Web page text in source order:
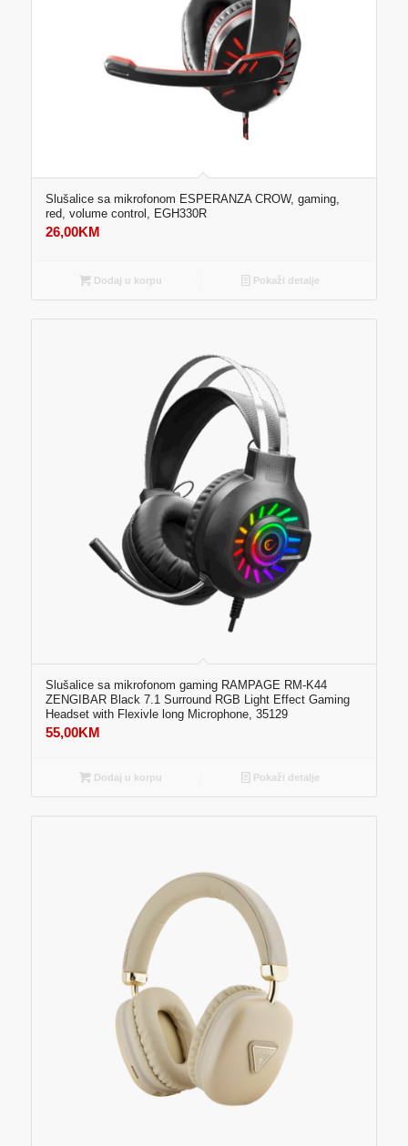
Slušalice sa mikrofonom ESPERANZA CROW, gaming,
red, volume control, EGH330R
26,00KM
Dodaj u korpu Pokaži detalje
Slušalice sa mikrofonom gaming RAMPAGE RM-K44
ZENGIBAR Black 7.1 Surround RGB Light Effect Gaming
Headset with Flexivle long Microphone, 35129
55,00KM
Dodaj u korpu Pokaži detalje